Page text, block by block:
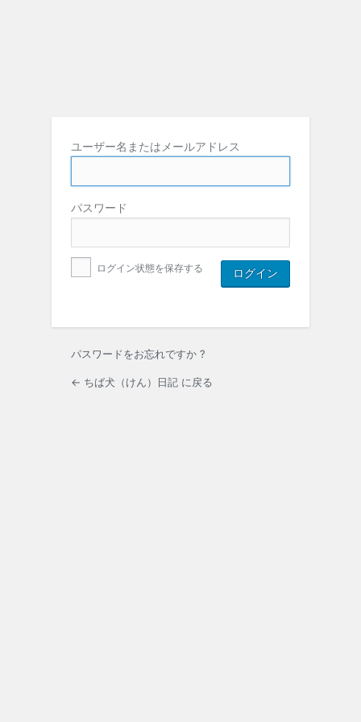
ユーザー名またはメールアドレス
パスワード
ログイン状態を保存する
パスワードをお忘れですか ?
← ちば犬（けん）日記 に戻る